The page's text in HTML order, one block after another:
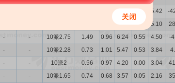
8.38 1.84 5.42 -
7.94 1.72 5.10
- - 10派2.75 1.49 0.96 6.24 0.55 4.50 -
- - 10派2.28 0.73 1.01 5.47 0.53 3.84
- - 10派2 0.56 0.97 4.20 0.00 3.04
- - 10派1.65 0.74 0.68 3.57 0.05 2.16